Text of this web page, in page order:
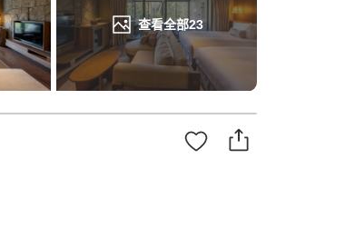
查看全部23